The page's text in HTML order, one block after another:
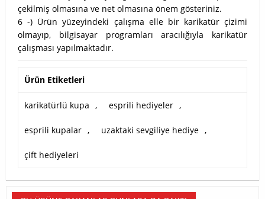
çekilmiş olmasına ve net olmasına önem gösteriniz.
6 -) Ürün yüzeyindeki çalışma elle bir karikatür çizimi
olmayıp, bilgisayar programları aracılığıyla karikatür
çalışması yapılmaktadır.
Ürün Etiketleri
karikatürlü kupa , esprili hediyeler ,
esprili kupalar , uzaktaki sevgiliye hediye ,
çift hediyeleri